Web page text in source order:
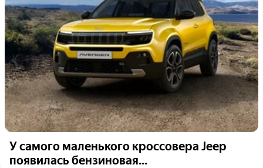
У самого маленького кроссовера Jeep
появилась бензиновая...